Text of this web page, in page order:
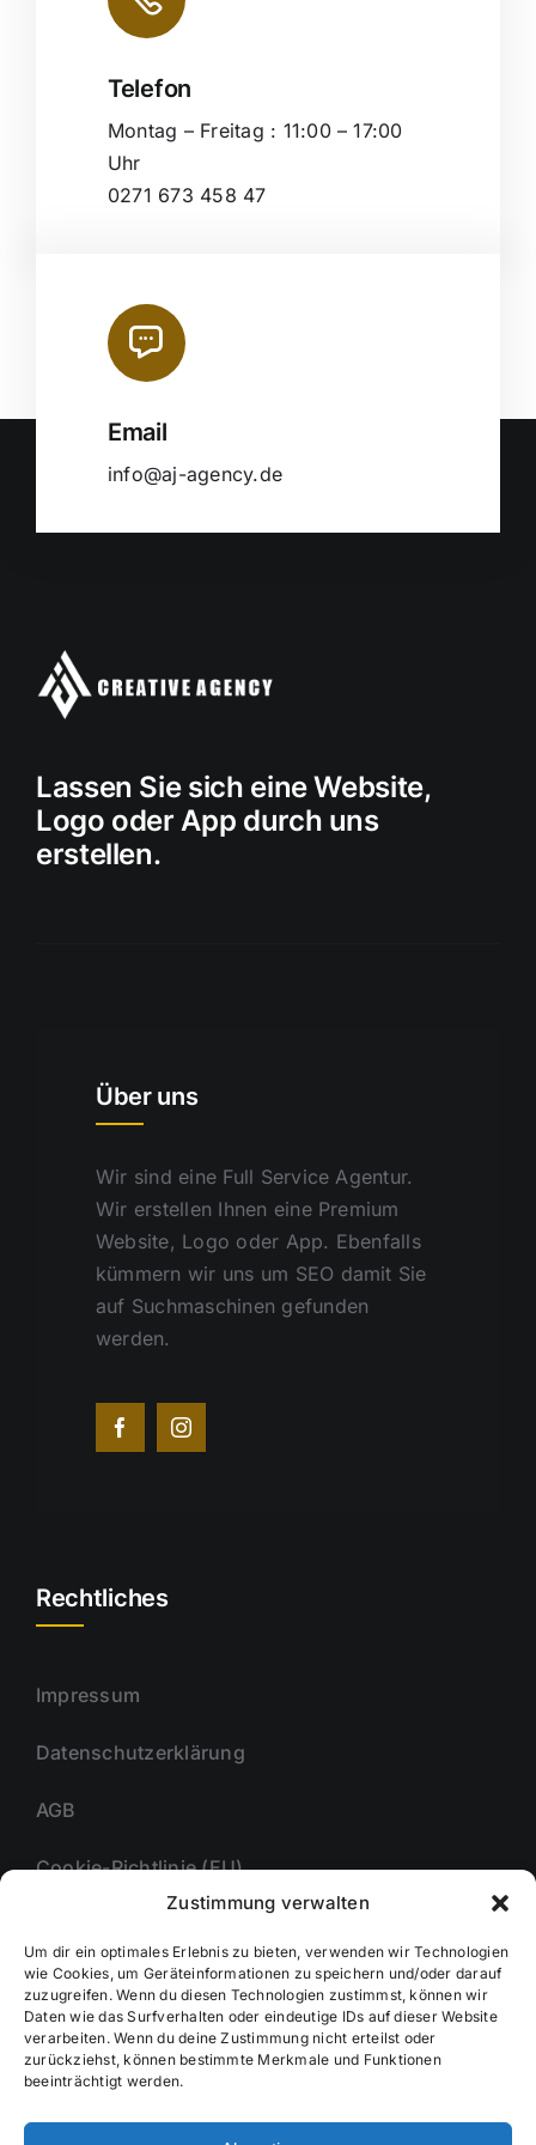
Zustimmung verwalten
Um dir ein optimales Erlebnis zu bieten, verwenden wir Technologien
wie Cookies, um Geräteinformationen zu speichern und/oder darauf
zuzugreifen. Wenn du diesen Technologien zustimmst, können wir
Daten wie das Surfverhalten oder eindeutige IDs auf dieser Website
verarbeiten. Wenn du deine Zustimmung nicht erteilst oder
zurückziehst, können bestimmte Merkmale und Funktionen
beeinträchtigt werden.
Telefon
Montag – Freitag : 11:00 – 17:00
Uhr
0271 673 458 47
Email
info@aj-agency.de
Lassen Sie sich eine Website,
Logo oder App durch uns
erstellen.
Über uns
Wir sind eine Full Service Agentur.
Wir erstellen Ihnen eine Premium
Website, Logo oder App. Ebenfalls
kümmern wir uns um SEO damit Sie
auf Suchmaschinen gefunden
werden.
Rechtliches
Impressum
Datenschutzerklärung
AGB
Cookie-Richtlinie (EU)
Unternehmmen
Kontakt